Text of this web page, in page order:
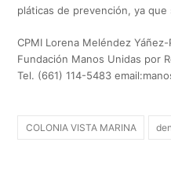
pláticas de prevención, ya que
CPMI Lorena Meléndez
Fundación Manos Unidas por
Tel. (661) 114-5483 email:
COLONIA VISTA MARINA